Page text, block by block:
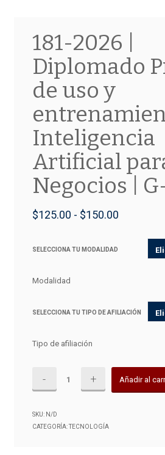
181-2026 |
Diplomado
de uso y
Inteligencia
Artificial
Negocios |
$125.00 - $150.00Rango
precios:
$125.00
SELECCIONA TU MODALIDAD
Modalidad
SELECCIONA TU TIPO DE AFILIACIÓN
Tipo de afiliación
2026
Diplomado
Añadir al
SKU: N/D
CATEGORÍA:TECNOLOGÍA